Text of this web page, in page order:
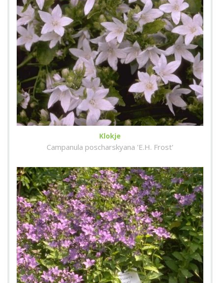
Klokje
Campanula poscharskyana 'E.H. Frost'